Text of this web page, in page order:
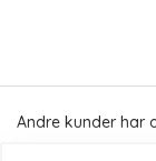
Andre kunder har